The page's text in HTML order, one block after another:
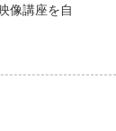
像講座を自